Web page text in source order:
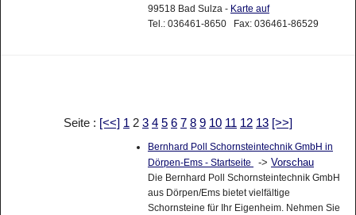
99518 Bad Sulza - Karte auf
Tel.: 036461-8650 Fax: 036461-86529
Seite : [<<] 1 2 3 4 5 6 7 8 9 10 11 12 13 [>>]
Bernhard Poll Schornsteintechnik GmbH in
Dörpen-Ems - Startseite
-> Vorschau
Die Bernhard Poll Schornsteintechnik GmbH
aus Dörpen/Ems bietet vielfältige
Schornsteine für Ihr Eigenheim. Nehmen Sie